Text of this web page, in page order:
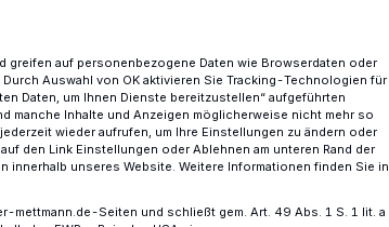
Aktion
greifen auf personenbezogene Daten wie Browserdaten oder
Auswahl von OK aktivieren Sie Tracking-Technologien für
Daten, um Ihnen Dienste bereitzustellen“ aufgeführten
manche Inhalte und Anzeigen möglicherweise nicht mehr so
wieder aufrufen, um Ihre Einstellungen zu ändern oder
den Link Einstellungen oder Ablehnen am unteren Rand der
innerhalb unseres Website. Weitere Informationen finden Sie in
mettmann.de-Seiten und schließt gem. Art. 49 Abs. 1 S. 1 lit. a